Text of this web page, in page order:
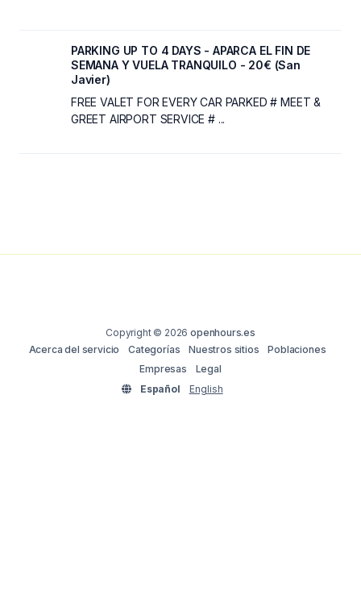
PARKING UP TO 4 DAYS - APARCA EL FIN DE
SEMANA Y VUELA TRANQUILO - 20€ (San
Javier)
FREE VALET FOR EVERY CAR PARKED # MEET &
GREET AIRPORT SERVICE # ...
Copyright © 2026openhours.es
Acerca del servicio
Categorías Nuestros sitios
Poblaciones
Empresas
Legal
Español
English